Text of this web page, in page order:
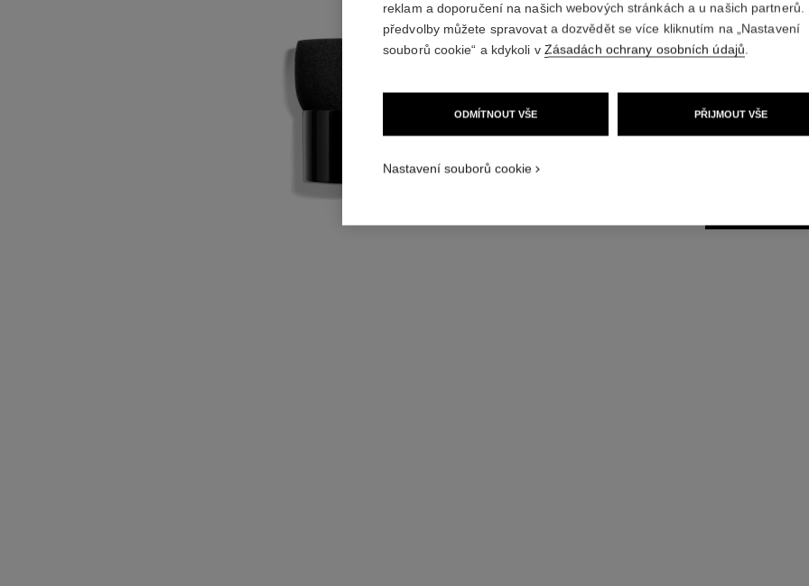
BRUSH
Více informací
Ref. 138830
reklam a doporučení na našich webových stránkách a u našich partnerů.
předvolby můžete spravovat a dozvědět se více kliknutím na „Nastavení
souborů cookie“ a kdykoli v Zásadách ochrany osobních údajů.
ODMÍTNOUT VŠE PŘIJMOUT VŠE
Nastavení souborů cookie